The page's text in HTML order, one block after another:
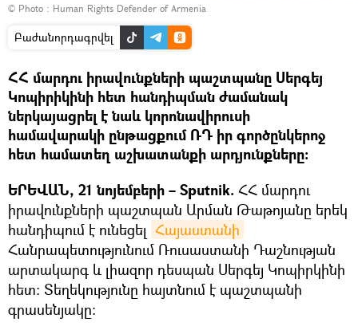
© Photo : Human Rights Defender of Armenia
Բաժանորդագրվել
ՀՀ մարդու իրավունքների պաշտպանը Սերգեյ
Կոպիրիկինի հետ հանդիպման ժամանակ
ներկայացրել է նաև կորոնավիրուսի
համավարակի ընթացքում ՌԴ իր գործընկերոջ
հետ համատեղ աշխատանքի արդյունքները։
ԵՐԵՎԱՆ, 21 նոյեմբերի – Sputnik. ՀՀ մարդու
իրավունքների պաշտպան Արման Թաթոյանը երեկ
հանդիպում է ունեցել Հայաստանի
Հանրապետությունում Ռուսաստանի Դաշնության
արտակարգ և լիազոր դեսպան Սերգեյ Կոպիրկինի
հետ: Տեղեկությունը հայտնում է պաշտպանի
գրասենյակը։